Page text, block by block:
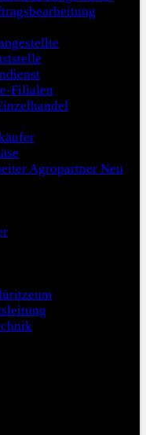
Filialen
Agropartner Neu